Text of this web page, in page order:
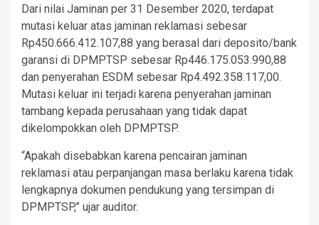
Dari nilai Jaminan per 31 Desember 2020, terdapat
mutasi keluar atas jaminan reklamasi sebesar
Rp450.666.412.107,88 yang berasal dari deposito/bank
garansi di DPMPTSP sebesar Rp446.175.053.990,88
dan penyerahan ESDM sebesar Rp4.492.358.117,00.
Mutasi keluar ini terjadi karena penyerahan jaminan
tambang kepada perusahaan yang tidak dapat
dikelompokkan oleh DPMPTSP.
“Apakah disebabkan karena pencairan jaminan
reklamasi atau perpanjangan masa berlaku karena tidak
lengkapnya dokumen pendukung yang tersimpan di
DPMPTSP,” ujar auditor.